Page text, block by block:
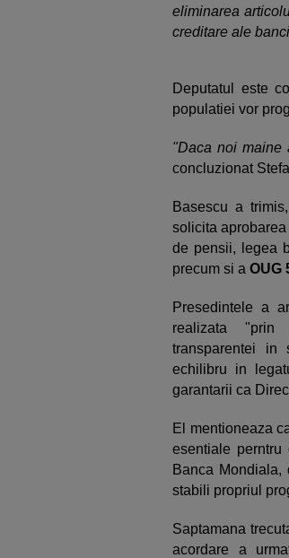
eliminarea
creditare ale
Deputatul este
populatiei vor
"Daca noi maine
concluzionat
Basescu a
solicita
de pensii, legea
precum si a OUG
Presedintele a
realizata "prin
transparentei in
echilibru in
garantarii ca
El mentioneaza
esentiale
Banca
stabili propriul
Saptamana
acordare a